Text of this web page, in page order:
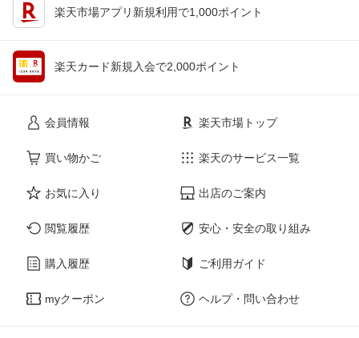
楽天市場アプリ新規利用で1,000ポイント
楽天カード新規入会で2,000ポイント
会員情報
買い物かご
お気に入り
閲覧履歴
購入履歴
myクーポン
楽天市場トップ
楽天のサービス一覧
出店のご案内
安心・安全の取り組み
ご利用ガイド
ヘルプ・問い合わせ